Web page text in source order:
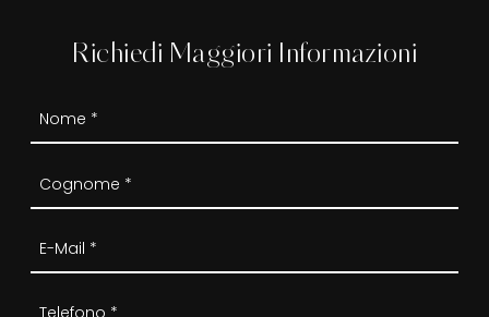
Richiedi Maggiori Informazioni